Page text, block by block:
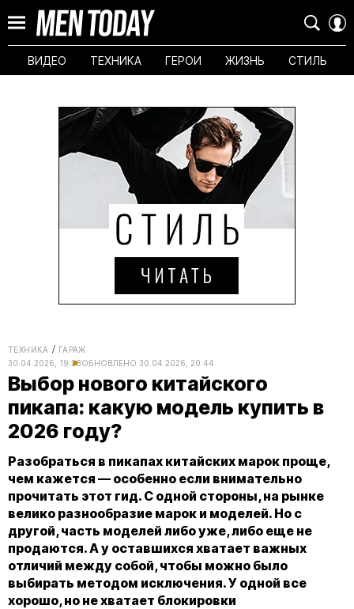
ВИДЕО ТЕХНИКА ГЕРОИ ЖИЗНЬ СТИЛЬ
ТЕХНИКА
ГАРАЖ
30.04.2026, 19:28ОБНОВЛЕНО 30.04.2026, 20:44
Выбор нового китайского
пикапа: какую модель купить в
2026 году?
Разобраться в пикапах китайских марок проще,
чем кажется — особенно если внимательно
прочитать этот гид. С одной стороны, на рынке
велико разнообразие марок и моделей. Но с
другой, часть моделей либо уже, либо еще не
продаются. А у оставшихся хватает важных
отличий между собой, чтобы можно было
выбирать методом исключения. У одной все
хорошо, но не хватает блокировки